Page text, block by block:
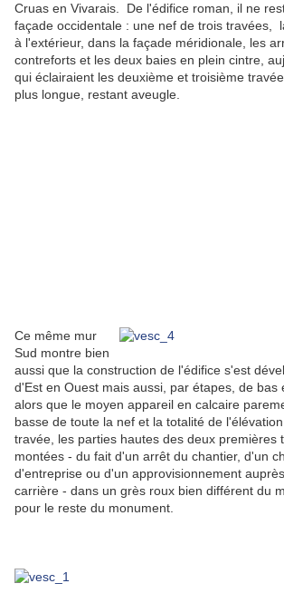
Cruas en Vivarais. De l'édifice roman, il ne
façade occidentale : une nef de trois travées,
à l'extérieur, dans la façade méridionale, les
contreforts et les deux baies en plein cintre,
qui éclairaient les deuxième et troisième
plus longue, restant aveugle.
Ce même mur
Sud montre bien
aussi que la construction de l'édifice s'est
d'Est en Ouest mais aussi, par étapes, de bas
alors que le moyen appareil en calcaire
basse de toute la nef et la totalité de
travée, les parties hautes des deux premières
montées - du fait d'un arrêt du chantier, d'un
d'entreprise ou d'un approvisionnement
carrière - dans un grès roux bien différent du
pour le reste du monument.